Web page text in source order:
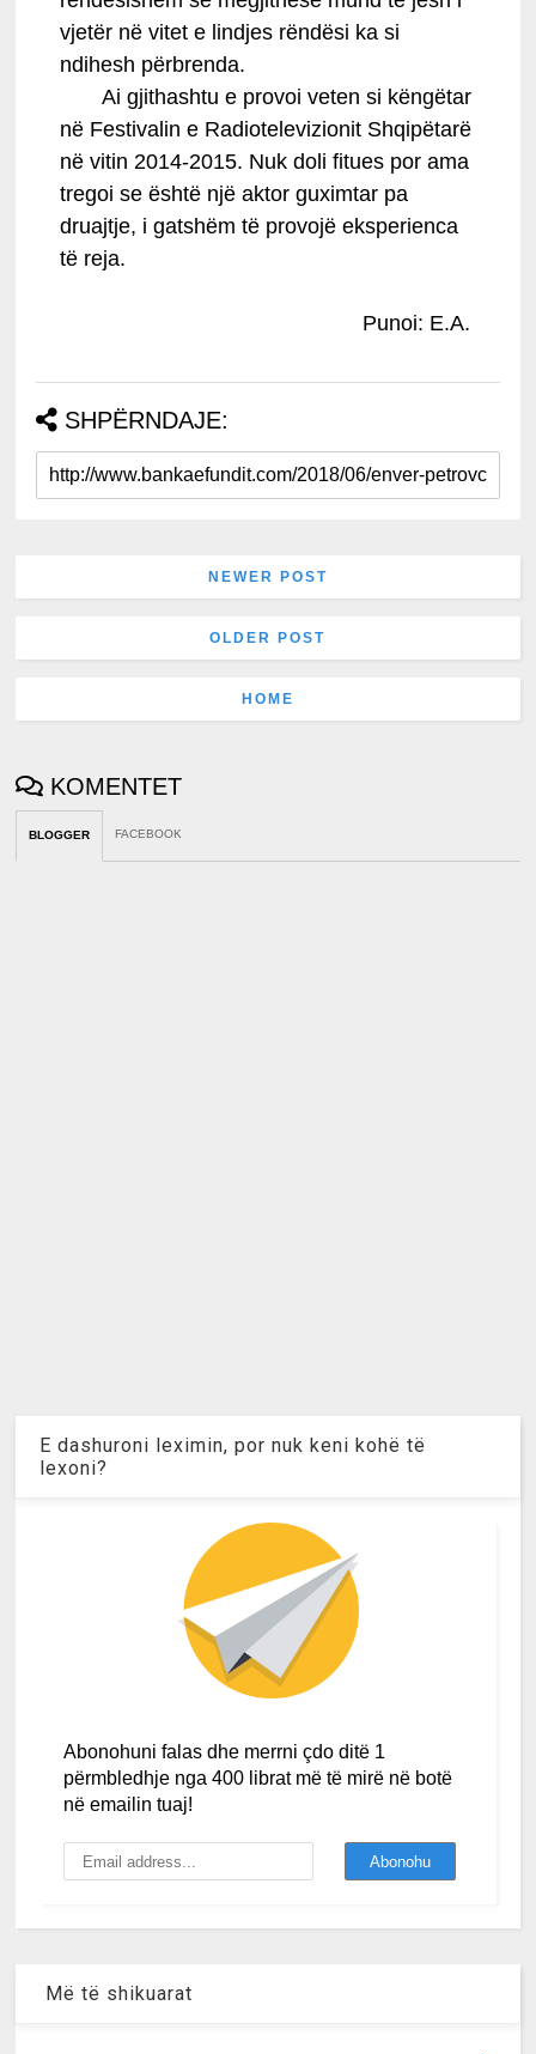
vjetër në vitet e lindjes rëndësi ka si
ndihesh përbrenda.
Ai gjithashtu e provoi veten si këngëtar
në Festivalin e Radiotelevizionit Shqipëtarë
në vitin 2014-2015. Nuk doli fitues por ama
tregoi se është një aktor guximtar pa
druajtje, i gatshëm të provojë eksperienca
të reja.
Punoi: E.A.
SHPËRNDAJE:
NEWER POST
OLDER POST
HOME
KOMENTET
BLOGGER FACEBOOK
E dashuroni leximin, por nuk keni kohë të
lexoni?
Abonohuni falas dhe merrni çdo ditë 1
përmbledhje nga 400 librat më të mirë në botë
në emailin tuaj!
Më të shikuarat